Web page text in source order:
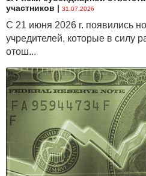
участников | 31.07.2026
С 21 июня 2026 г. появились
учредителей, которые в силу
отош...